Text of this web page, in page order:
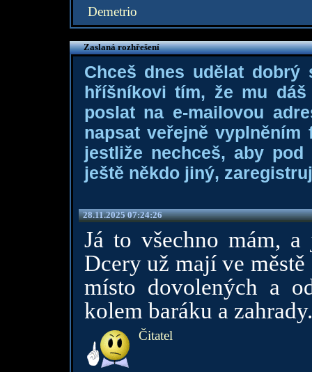
Demetrio
Zaslaná rozhřešení
Chceš dnes udělat dobrý
hříšníkovi tím, že mu
poslat na e-mailovou
napsat veřejně
jestliže nechceš, aby
ještě někdo jiný,
28.11.2025 07:24:26
Já to všechno mám,
Dcery už mají ve
místo dovolených a
kolem baráku a zahrady.
Čitatel